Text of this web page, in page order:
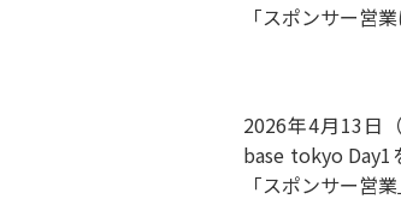
「スポンサー営
2026年4月13日
base tokyo
「スポンサー営